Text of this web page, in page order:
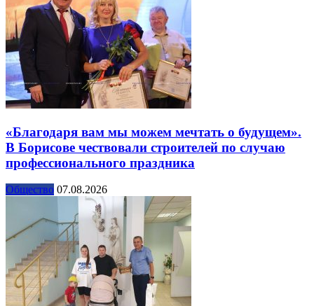
«Благодаря вам мы можем мечтать о будущем».
В Борисове чествовали строителей по случаю
профессионального праздника
Общество 07.08.2026